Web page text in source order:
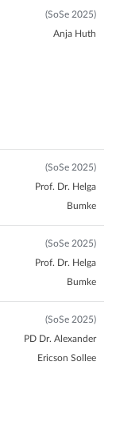
(SoSe 2025)
Anja Huth
(SoSe 2025)
Prof. Dr. Helga
Bumke
(SoSe 2025)
Prof. Dr. Helga
Bumke
(SoSe 2025)
PD Dr. Alexander
Ericson Sollee